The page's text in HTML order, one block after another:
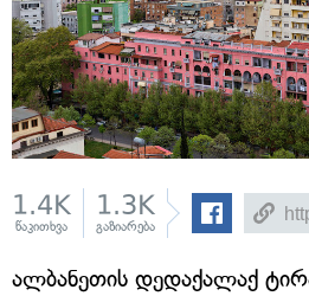
1.4K
წაკითხვა
1.3K
გაზიარება
ალბანეთის დედაქალაქ